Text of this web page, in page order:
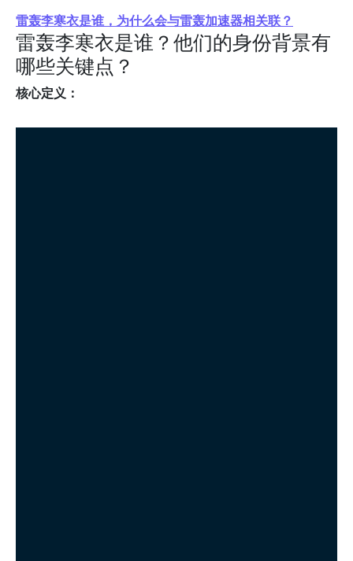
雷轰李寒衣是谁，为什么会与雷轰加速器相关联？
雷轰李寒衣是谁？他们的身份背景有
哪些关键点？
核心定义：